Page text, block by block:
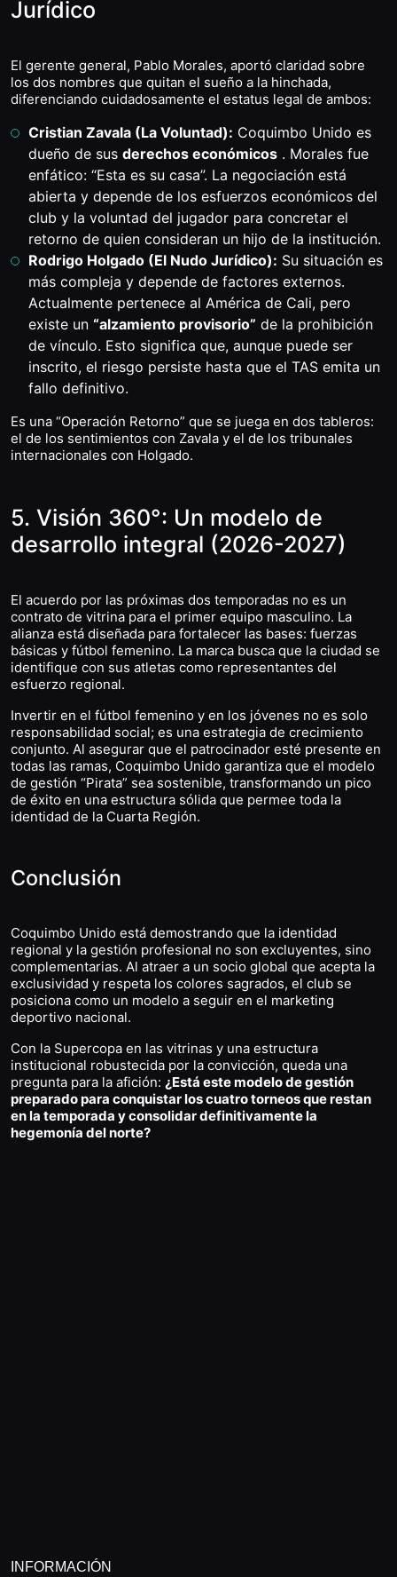
Jurídico
El gerente general, Pablo Morales, aportó claridad sobre
los dos nombres que quitan el sueño a la hinchada,
diferenciando cuidadosamente el estatus legal de ambos:
Cristian Zavala (La Voluntad): Coquimbo Unido es
dueño de sus derechos económicos . Morales fue
enfático: “Esta es su casa”. La negociación está
abierta y depende de los esfuerzos económicos del
club y la voluntad del jugador para concretar el
retorno de quien consideran un hijo de la institución.
Rodrigo Holgado (El Nudo Jurídico): Su situación es
más compleja y depende de factores externos.
Actualmente pertenece al América de Cali, pero
existe un “alzamiento provisorio” de la prohibición
de vínculo. Esto significa que, aunque puede ser
inscrito, el riesgo persiste hasta que el TAS emita un
fallo definitivo.
Es una “Operación Retorno” que se juega en dos tableros:
el de los sentimientos con Zavala y el de los tribunales
internacionales con Holgado.
5. Visión 360°: Un modelo de
desarrollo integral (2026-2027)
El acuerdo por las próximas dos temporadas no es un
contrato de vitrina para el primer equipo masculino. La
alianza está diseñada para fortalecer las bases: fuerzas
básicas y fútbol femenino. La marca busca que la ciudad se
identifique con sus atletas como representantes del
esfuerzo regional.
Invertir en el fútbol femenino y en los jóvenes no es solo
responsabilidad social; es una estrategia de crecimiento
conjunto. Al asegurar que el patrocinador esté presente en
todas las ramas, Coquimbo Unido garantiza que el modelo
de gestión “Pirata” sea sostenible, transformando un pico
de éxito en una estructura sólida que permee toda la
identidad de la Cuarta Región.
Conclusión
Coquimbo Unido está demostrando que la identidad
regional y la gestión profesional no son excluyentes, sino
complementarias. Al atraer a un socio global que acepta la
exclusividad y respeta los colores sagrados, el club se
posiciona como un modelo a seguir en el marketing
deportivo nacional.
Con la Supercopa en las vitrinas y una estructura
institucional robustecida por la convicción, queda una
pregunta para la afición: ¿Está este modelo de gestión
preparado para conquistar los cuatro torneos que restan
en la temporada y consolidar definitivamente la
hegemonía del norte?
INFORMACIÓN